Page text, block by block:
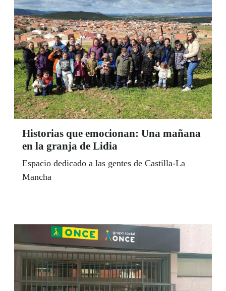
Historias que emocionan: Una mañana
en la granja de Lidia
Espacio dedicado a las gentes de Castilla-La
Mancha